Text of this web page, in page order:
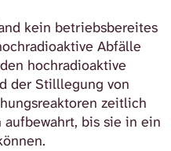
kein betriebsbereites
Abfälle
hochradioaktive
der Stilllegung von
zeitlich
bis sie in ein